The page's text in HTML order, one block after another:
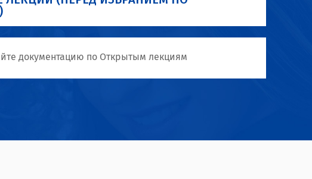
документацию по Открытым лекциям